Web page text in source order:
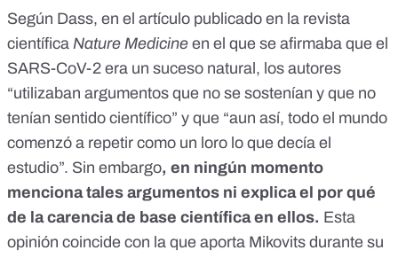
Según Dass, en el artículo publicado en la revista
científica Nature Medicine en el que se afirmaba que el
SARS-CoV-2 era un suceso natural, los autores
“utilizaban argumentos que no se sostenían y que no
tenían sentido científico” y que “aun así, todo el mundo
comenzó a repetir como un loro lo que decía el
estudio”. Sin embargo, en ningún momento
menciona tales argumentos ni explica el por qué
de la carencia de base científica en ellos. Esta
opinión coincide con la que aporta Mikovits durante su